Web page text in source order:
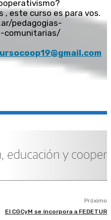
este curso es para vos.
pedagogias-
comunitarias/
Próximo
El CGCyM se incorpora a FEDETUR